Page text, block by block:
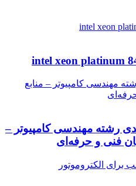
مهندسی کامپیوتر – منابع
رشته مهندسی کامپیوتر –
فنی و حرفه‌ای
برای الکتروموتور